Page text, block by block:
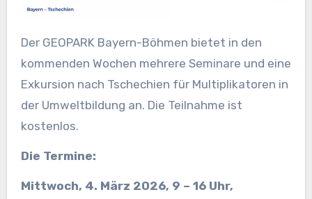
Der GEOPARK Bayern-Böhmen bietet in den
kommenden Wochen mehrere Seminare und eine
Exkursion nach Tschechien für Multiplikatoren in
der Umweltbildung an. Die Teilnahme ist
kostenlos.
Die Termine:
Mittwoch, 4. März 2026, 9 – 16 Uhr,